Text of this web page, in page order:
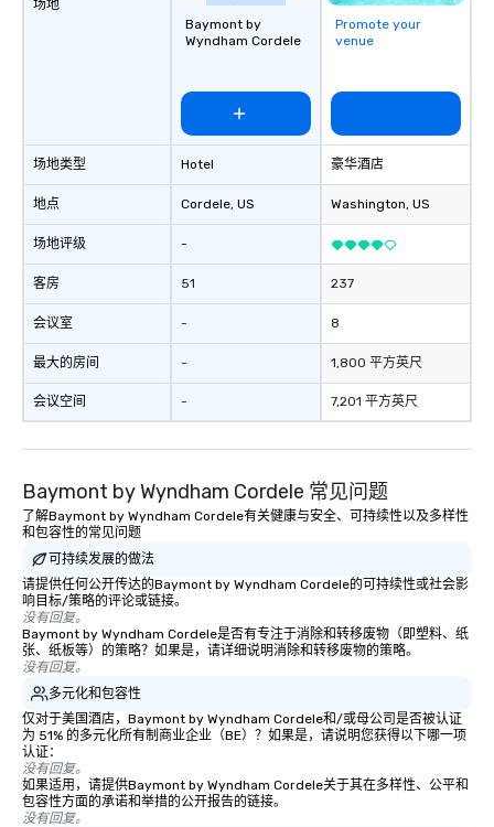
场地
场地类型
地点
场地评级
客房
会议室
最大的房间
会议空间
Baymont by
Wyndham Cordele
Hotel
Cordele, US
-
51
-
-
-
Promote your
venue
豪华酒店
Washington, US
237
8
1,800 平方英尺
7,201 平方英尺
Baymont by Wyndham Cordele 常见问题
了解Baymont by Wyndham Cordele有关健康与安全、可持续性以及多样性
和包容性的常见问题
可持续发展的做法
请提供任何公开传达的Baymont by Wyndham Cordele的可持续性或社会影
响目标/策略的评论或链接。
没有回复。
Baymont by Wyndham Cordele是否有专注于消除和转移废物（即塑料、纸
张、纸板等）的策略？如果是，请详细说明消除和转移废物的策略。
没有回复。
多元化和包容性
仅对于美国酒店，Baymont by Wyndham Cordele和/或母公司是否被认证
为 51% 的多元化所有制商业企业（BE）？如果是，请说明您获得以下哪一项
认证：
没有回复。
如果适用，请提供Baymont by Wyndham Cordele关于其在多样性、公平和
包容性方面的承诺和举措的公开报告的链接。
没有回复。